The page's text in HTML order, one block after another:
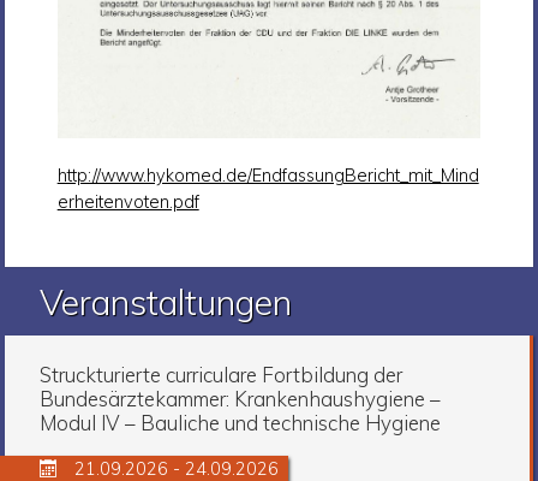
http://www.hykomed.de/EndfassungBericht_mit_Mind
erheitenvoten.pdf
Veranstaltungen
Struckturierte curriculare Fortbildung der
Bundesärztekammer: Krankenhaushygiene –
Modul IV – Bauliche und technische Hygiene
21.09.2026 - 24.09.2026